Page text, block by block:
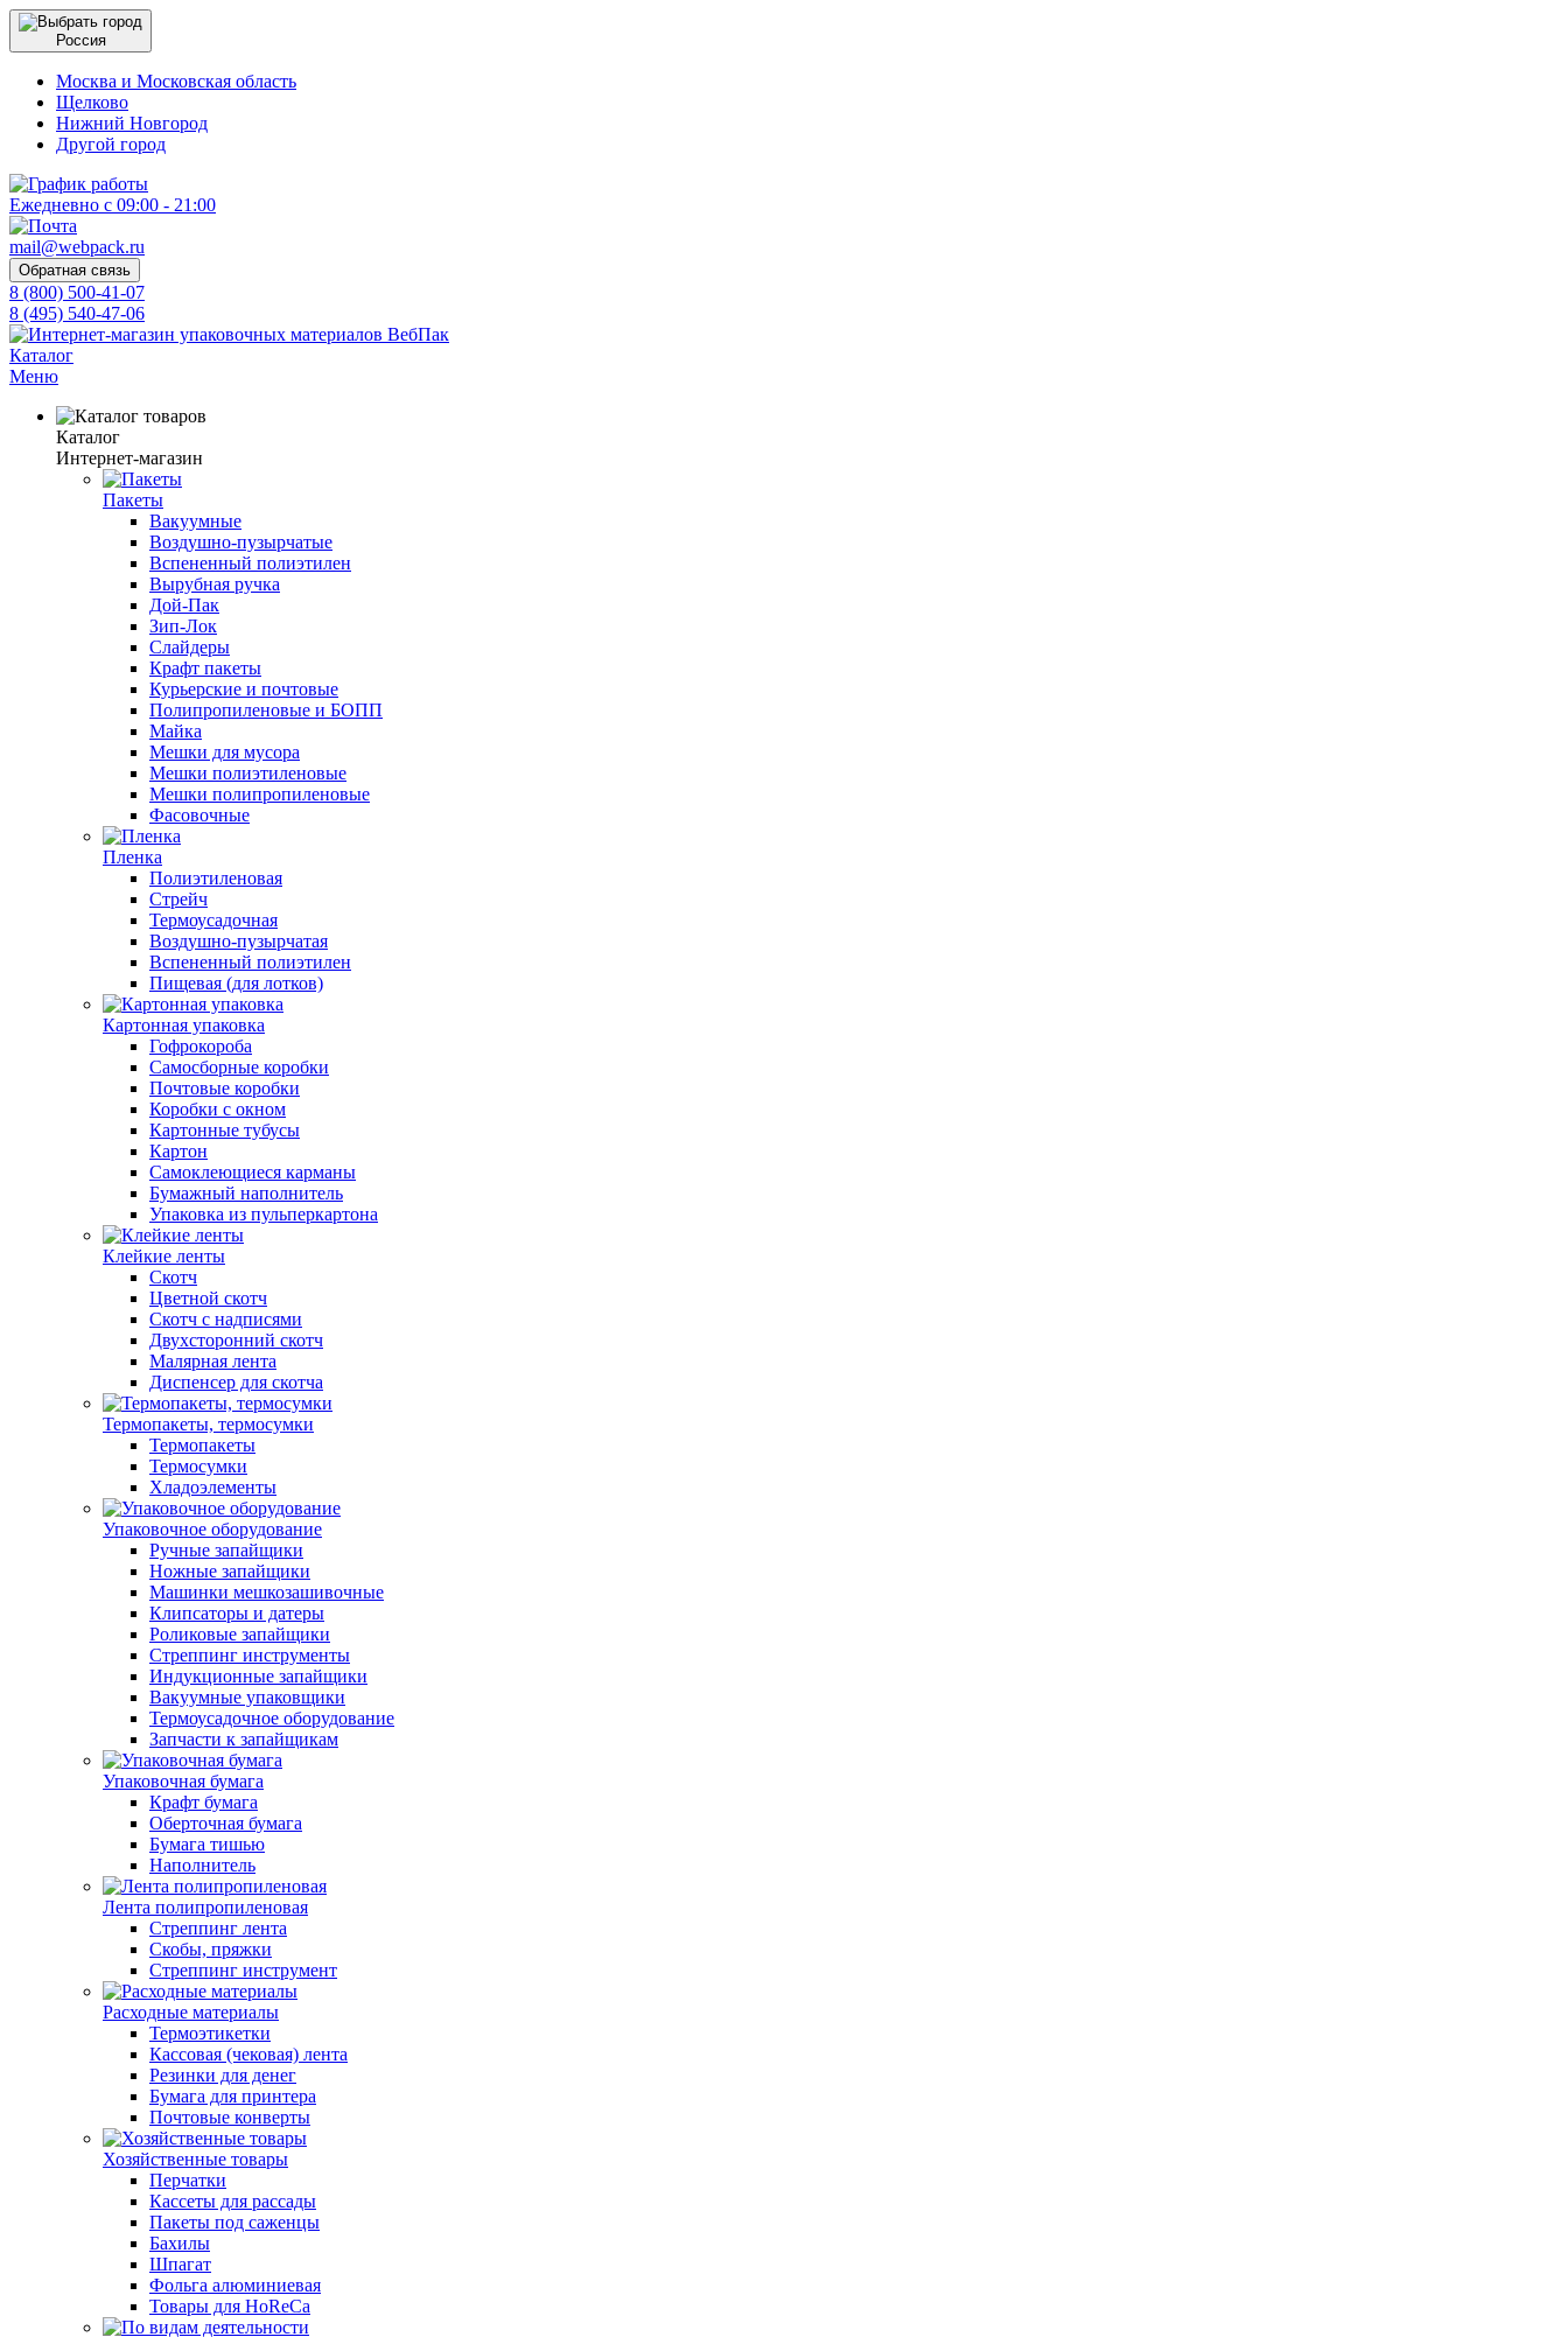
Россия
Москва и Московская область
Щелково
Нижний Новгород
Другой город
Ежедневно с 09:00 - 21:00
mail@webpack.ru
Обратная связь
8 (800) 500-41-07
8 (495) 540-47-06
Каталог
Меню
Каталог
Интернет-магазин
Пакеты
Вакуумные
Воздушно-пузырчатые
Вспененный полиэтилен
Вырубная ручка
Дой-Пак
Зип-Лок
Слайдеры
Крафт пакеты
Курьерские и почтовые
Полипропиленовые и БОПП
Майка
Мешки для мусора
Мешки полиэтиленовые
Мешки полипропиленовые
Фасовочные
Пленка
Полиэтиленовая
Стрейч
Термоусадочная
Воздушно-пузырчатая
Вспененный полиэтилен
Пищевая (для лотков)
Картонная упаковка
Гофрокороба
Самосборные коробки
Почтовые коробки
Коробки с окном
Картонные тубусы
Картон
Самоклеющиеся карманы
Бумажный наполнитель
Упаковка из пульперкартона
Клейкие ленты
Скотч
Цветной скотч
Скотч с надписями
Двухсторонний скотч
Малярная лента
Диспенсер для скотча
Термопакеты, термосумки
Термопакеты
Термосумки
Хладоэлементы
Упаковочное оборудование
Ручные запайщики
Ножные запайщики
Машинки мешкозашивочные
Клипсаторы и датеры
Роликовые запайщики
Стреппинг инструменты
Индукционные запайщики
Вакуумные упаковщики
Термоусадочное оборудование
Запчасти к запайщикам
Упаковочная бумага
Крафт бумага
Оберточная бумага
Бумага тишью
Наполнитель
Лента полипропиленовая
Стреппинг лента
Скобы, пряжки
Стреппинг инструмент
Расходные материалы
Термоэтикетки
Кассовая (чековая) лента
Резинки для денег
Бумага для принтера
Почтовые конверты
Хозяйственные товары
Перчатки
Кассеты для рассады
Пакеты под саженцы
Бахилы
Шпагат
Фольга алюминиевая
Товары для HoReCa